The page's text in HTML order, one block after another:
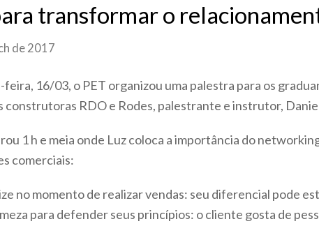
transformar o
de 2017
feira, 16/03, o PET organizou uma palestra para os
construtoras RDO e Rodes, palestrante e instrutor,
1 h e meia onde Luz coloca a importância do
comerciais:
no momento de realizar vendas: seu diferencial pode
para defender seus princípios: o cliente gosta de